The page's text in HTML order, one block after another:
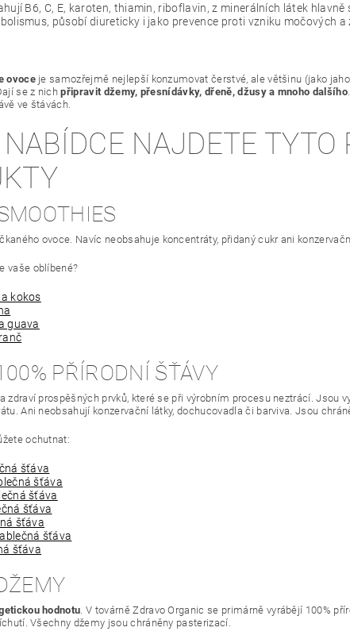
B6, C, E, karoten, thiamin, riboflavin, z minerálních látek hlavně
působí diureticky i jako prevence proti vzniku močových
ovoceje samozřejmě nejlepší konzumovat čerstvé, ale většinu (jako
se z nichpřipravit džemy, přesnídávky, dřeně, džusy a mnoho dalšího
ve štávách.
NAJDETE TYTO
ovoce. Navíc neobsahuje koncentráty, přidaný cukr ani
vaše oblíbené?
kokos
guava
PŘÍRODNÍ ŠŤÁVY
zdraví prospěšných prvků, které se při výrobním procesu neztrácí. Jsou
Ani neobsahují konzervační látky, dochucovadla či barviva. Jsou
ochutnat:
šťáva
šťáva
šťáva
šťáva
šťáva
šťáva
šťáva
hodnotu . V továrně Zdravo Organic se primárně vyrábějí 100%
Všechny džemy jsou chráněny pasterizací.